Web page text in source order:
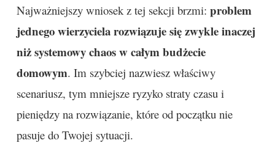
Najważniejszy wniosek z tej sekcji brzmi: problem
jednego wierzyciela rozwiązuje się zwykle inaczej
niż systemowy chaos w całym budżecie
domowym. Im szybciej nazwiesz właściwy
scenariusz, tym mniejsze ryzyko straty czasu i
pieniędzy na rozwiązanie, które od początku nie
pasuje do Twojej sytuacji.